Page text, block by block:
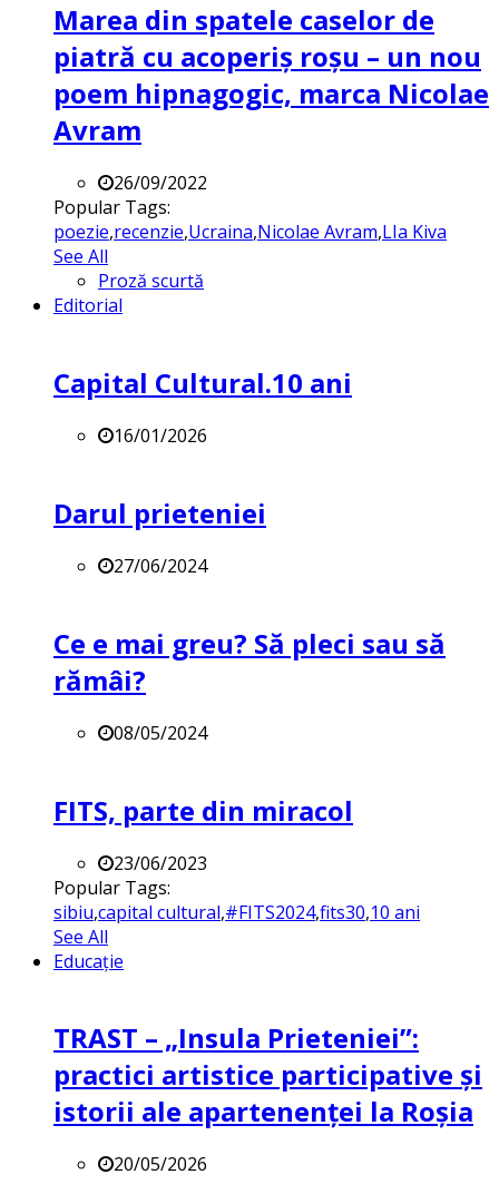
Marea din spatele caselor de
piatră cu acoperiș roșu – un nou
poem hipnagogic, marca Nicolae
Avram
26/09/2022
Popular Tags:
poezie,recenzie,Ucraina,Nicolae Avram,LIa Kiva
See All
Proză scurtă
Editorial
Capital Cultural.10 ani
16/01/2026
Darul prieteniei
27/06/2024
Ce e mai greu? Să pleci sau să
rămâi?
08/05/2024
FITS, parte din miracol
23/06/2023
Popular Tags:
sibiu,capital cultural,#FITS2024,fits30,10 ani
See All
Educație
TRAST – „Insula Prieteniei”:
practici artistice participative și
istorii ale apartenenței la Roșia
20/05/2026